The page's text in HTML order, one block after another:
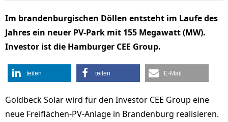
Im brandenburgischen Döllen entsteht im Laufe des
Jahres ein neuer PV-Park mit 155 Megawatt (MW).
Investor ist die Hamburger CEE Group.
teilen teilen E-Mail
Goldbeck Solar wird für den Investor CEE Group eine
neue Freiflächen-PV-Anlage in Brandenburg realisieren.